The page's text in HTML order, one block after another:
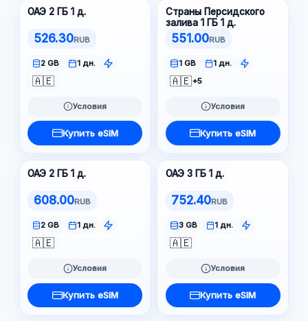
ОАЭ 2 ГБ 1 д.
526.30RUB
2 GB 1 дн.
🇦🇪
Условия
Купить eSIM
Страны Персидского
залива 1 ГБ 1 д.
551.00RUB
1 GB 1 дн.
🇦🇪+5
Условия
Купить eSIM
ОАЭ 2 ГБ 1 д.
608.00RUB
2 GB 1 дн.
🇦🇪
Условия
Купить eSIM
ОАЭ 3 ГБ 1 д.
752.40RUB
3 GB 1 дн.
🇦🇪
Условия
Купить eSIM